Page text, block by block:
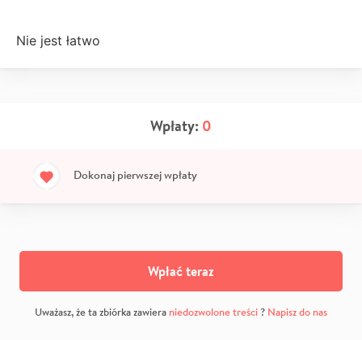
Nie jest łatwo
Wpłaty: 0
Dokonaj pierwszej wpłaty
Wpłać teraz
Uważasz, że ta zbiórka zawiera niedozwolone treści? Napisz do nas